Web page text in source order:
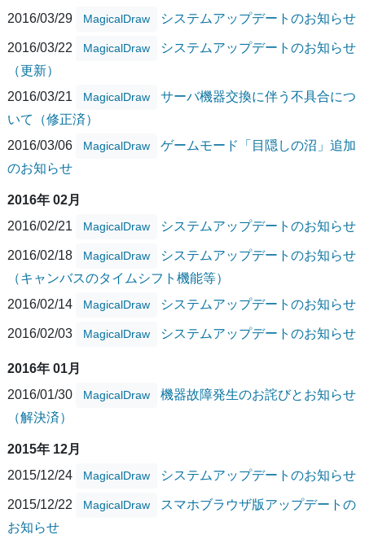
2016/03/29
MagicalDraw システムアップデートのお知らせ
2016/03/22 MagicalDraw
システムアップデートのお知らせ
（更新）
2016/03/21
MagicalDraw
サーバ機器交換に伴う不具合につ
いて（修正済）
2016/03/06
MagicalDraw
ゲームモード「目隠しの沼」追加
のお知らせ
2016年 02月
2016/02/21
MagicalDraw システムアップデートのお知らせ
2016/02/18 MagicalDraw
システムアップデートのお知らせ
（キャンバスのタイムシフト機能等）
2016/02/14
MagicalDraw システムアップデートのお知らせ
2016/02/03 MagicalDraw システムアップデートのお知らせ
2016年 01月
2016/01/30
MagicalDraw
機器故障発生のお詫びとお知らせ
（解決済）
2015年 12月
2015/12/24
MagicalDraw システムアップデートのお知らせ
2015/12/22 MagicalDraw
スマホブラウザ版アップデートの
お知らせ